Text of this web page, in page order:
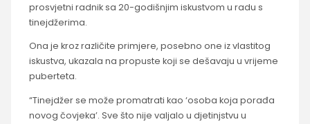
prosvjetni radnik sa 20-godišnjim iskustvom u radu s
tinejdžerima.
Ona je kroz različite primjere, posebno one iz vlastitog
iskustva, ukazala na propuste koji se dešavaju u vrijeme
puberteta.
“Tinejdžer se može promatrati kao ‘osoba koja porađa
novog čovjeka’. Sve što nije valjalo u djetinjstvu u